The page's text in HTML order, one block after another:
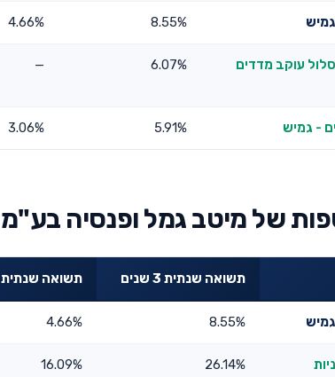
8.55%
4.66%
עוקב מדדים
6.07%
—
- גמיש 5.91%
3.06%
של מיטב גמל ופנסיה בע"מ
תשואה שנתית 3 שנים תשואה שנתית 5 שנים
8.55%
4.66%
26.14%
16.09%